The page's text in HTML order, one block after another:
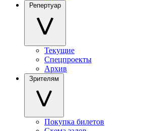
Репертуар
Текущие
Спецпроекты
Архив
Зрителям
Покупка билетов